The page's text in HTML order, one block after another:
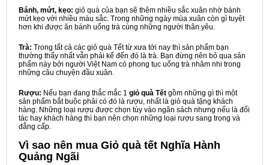
Bánh, mứt, kẹo: giỏ quà của bạn sẽ thêm nhiều sắc xuân nhờ bánh
mứt kẹo với nhiều màu sắc. Trong những ngày mùa xuân còn gì tuyệt
hơn khi được ăn bánh uống trà cùng những người thân yêu.
Trà: Trong tất cả các giỏ quà Tết từ xưa tới nay thì sản phẩm bạn
thường thấy nhất vẫn phải kể đến đó là trà. Bạn đừng nên bỏ qua sản
phẩm này bởi người Việt Nam có phong tục uống trà nhâm nhi trong
những câu chuyện đầu xuân.
Rượu: Nếu bạn đang thắc mắc 1 giỏ quà Tết gồm những gì thì một
sản phẩm bắt buộc phải có đó là rượu, nhất là giỏ quà tặng khách
hàng. Những loại rượu được chọn tùy vào ngân sách nhưng nếu là đối
tác hay khách hàng thì bạn nên chọn những loại rượu sang trọng và
đẳng cấp.
Vì sao nên mua Giỏ quà tết Nghĩa Hành
Quảng Ngãi